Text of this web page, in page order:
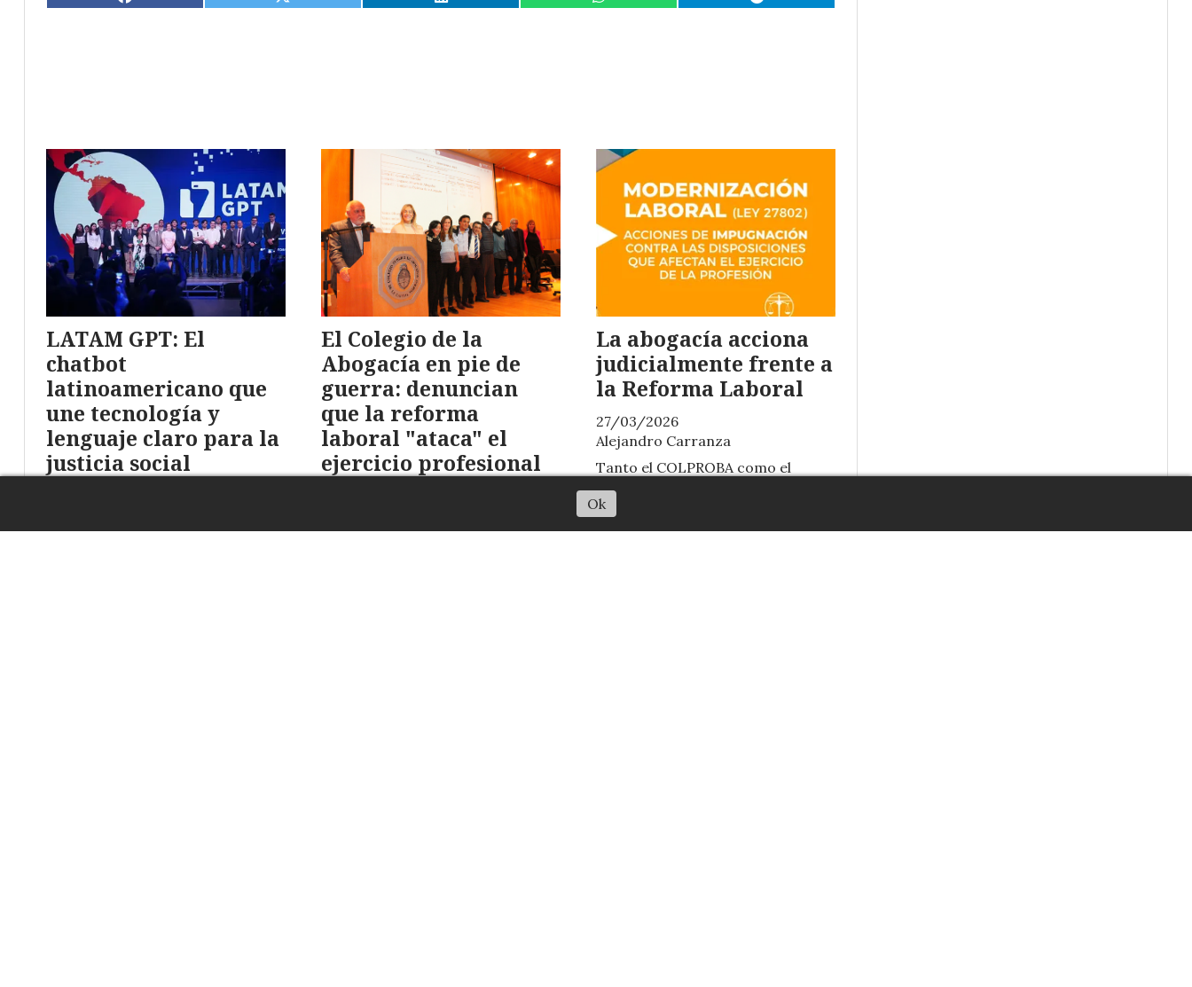
LATAM GPT: El
chatbot
latinoamericano que
une tecnología y
lenguaje claro para la
justicia social
El Colegio de la
Abogacía en pie de
guerra: denuncian
que la reforma
laboral "ataca" el
ejercicio profesional
La abogacía acciona
judicialmente frente a
la Reforma Laboral
Alejandro Carranza
27/03/2026
Tanto el COLPROBA como el
CPACF anunciaron que buscaran
dejar sin efecto algunos aspectos
Ok